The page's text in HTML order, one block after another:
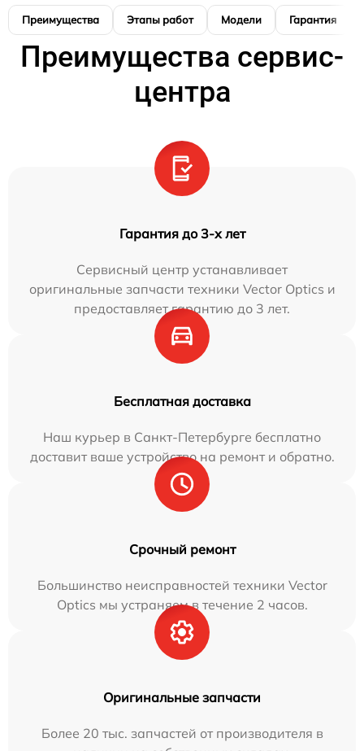
Преимущества Этапы работ Модели Гарантия
Преимущества сервис-
центра
Гарантия до 3-х лет
Сервисный центр устанавливает
оригинальные запчасти техники Vector Optics и
предоставляет гарантию до 3 лет.
Бесплатная доставка
Наш курьер в Санкт-Петербурге бесплатно
доставит ваше устройство на ремонт и обратно.
Срочный ремонт
Большинство неисправностей техники Vector
Optics мы устраняем в течение 2 часов.
Оригинальные запчасти
Более 20 тыс. запчастей от производителя в